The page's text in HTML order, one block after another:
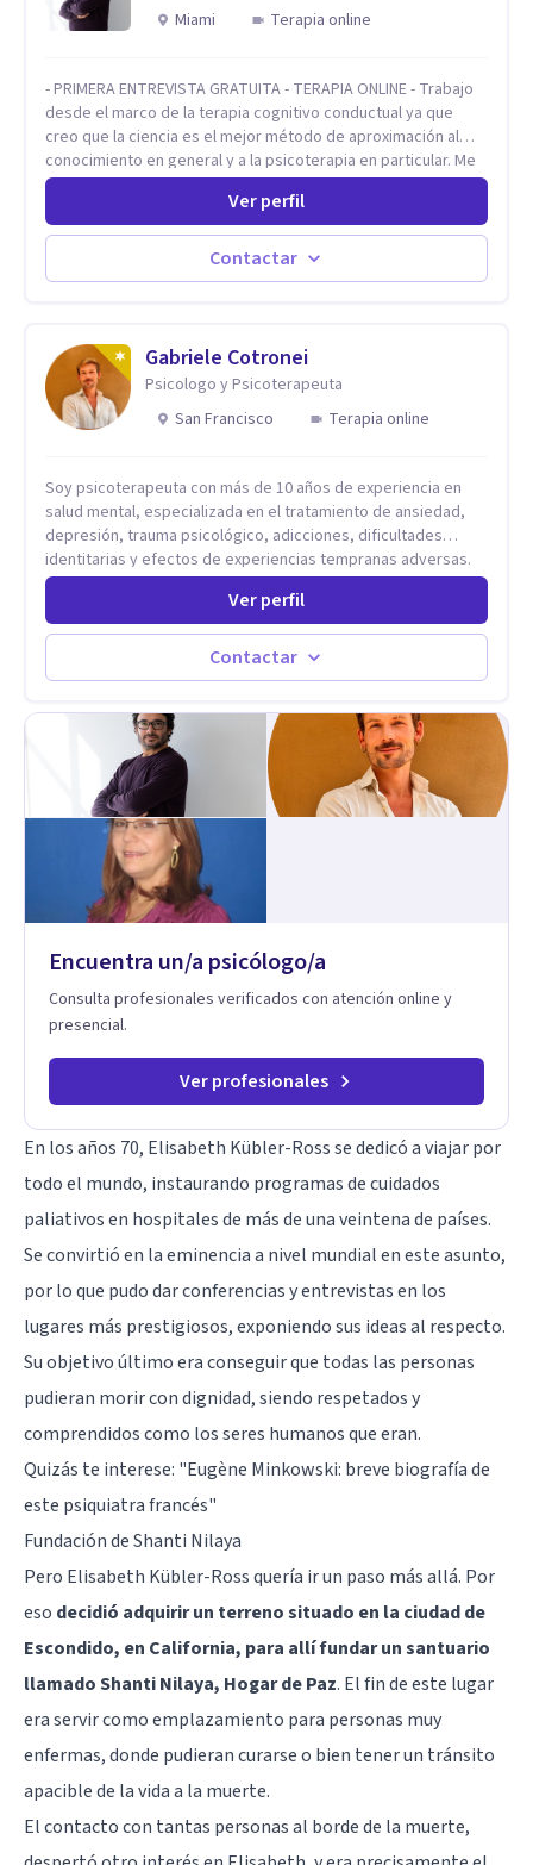
Miami
Terapia online
- PRIMERA ENTREVISTA GRATUITA - TERAPIA ONLINE - Trabajo
desde el marco de la terapia cognitivo conductual ya que
creo que la ciencia es el mejor método de aproximación al
conocimiento en general y a la psicoterapia en particular. Me
interesan los procesos de cambio conductual por los que una
persona pueda alcanzar sus objetivos, transitando,
aceptando y modificando sus patrones cognitivos y
emocionales. Abordo patologías específicas como trastornos
de ansiedad y del ánimo, y también crisis vitales y procesos
Ver perfil
Contactar
Gabriele Cotronei
Psicologo y Psicoterapeuta
San Francisco
Terapia online
Soy psicoterapeuta con más de 10 años de experiencia en
salud mental, especializada en el tratamiento de ansiedad,
depresión, trauma psicológico, adicciones, dificultades
identitarias y efectos de experiencias tempranas adversas.
Ofrezco un espacio terapéutico seguro, confidencial y
profundamente humano, donde el dolor emocional puede
transformarse en autoconocimiento, regulación emocional y
psicoanálisis, terapia somática y de trauma, psicología
respiración neurodinámica, integrando actualmente la
Psicología Analítica Junguiana. Mi abordaje también incorpora
perspectivas interculturales, ecopsicología y el trabajo
simbólico con el inconsciente, entendiendo que cada
proceso terapéutico es único y requiere una mirada
personalizada.
Ver perfil
Contactar
Encuentra un/a psicólogo/a
Consulta profesionales verificados con atención online y
presencial.
Ver profesionales
En los años 70, Elisabeth Kübler-Ross se dedicó a viajar por
todo el mundo, instaurando programas de cuidados
paliativos en hospitales de más de una veintena de países.
Se convirtió en la eminencia a nivel mundial en este asunto,
por lo que pudo dar conferencias y entrevistas en los
lugares más prestigiosos, exponiendo sus ideas al respecto.
Su objetivo último era conseguir que todas las personas
pudieran morir con dignidad, siendo respetados y
comprendidos como los seres humanos que eran.
Quizás te interese: "Eugène Minkowski: breve biografía de
este psiquiatra francés"
Fundación de Shanti Nilaya
Pero Elisabeth Kübler-Ross quería ir un paso más allá. Por
eso decidió adquirir un terreno situado en la ciudad de
Escondido, en California, para allí fundar un santuario
llamado Shanti Nilaya, Hogar de Paz. El fin de este lugar
era servir como emplazamiento para personas muy
enfermas, donde pudieran curarse o bien tener un tránsito
apacible de la vida a la muerte.
El contacto con tantas personas al borde de la muerte,